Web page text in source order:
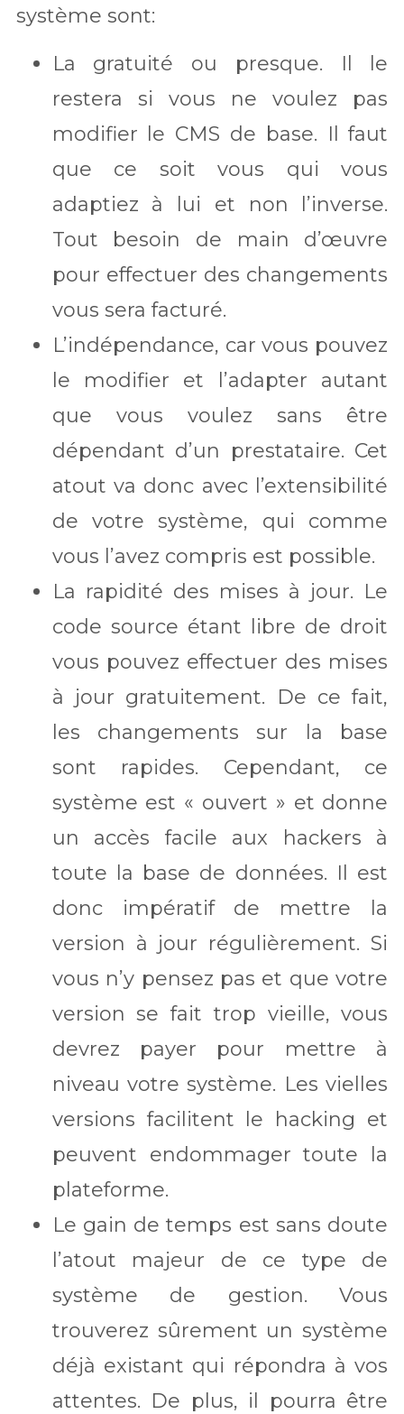
système sont:
La gratuité ou presque. Il le
restera si vous ne voulez pas
modifier le CMS de base. Il faut
que ce soit vous qui vous
adaptiez à lui et non l’inverse.
Tout besoin de main d’œuvre
pour effectuer des changements
vous sera facturé.
L’indépendance, car vous pouvez
le modifier et l’adapter autant
que vous voulez sans être
dépendant d’un prestataire. Cet
atout va donc avec l’extensibilité
de votre système, qui comme
vous l’avez compris est possible.
La rapidité des mises à jour. Le
code source étant libre de droit
vous pouvez effectuer des mises
à jour gratuitement. De ce fait,
les changements sur la base
sont rapides. Cependant, ce
système est « ouvert » et donne
un accès facile aux hackers à
toute la base de données. Il est
donc impératif de mettre la
version à jour régulièrement. Si
vous n’y pensez pas et que votre
version se fait trop vieille, vous
devrez payer pour mettre à
niveau votre système. Les vielles
versions facilitent le hacking et
peuvent endommager toute la
plateforme.
Le gain de temps est sans doute
l’atout majeur de ce type de
système de gestion. Vous
trouverez sûrement un système
déjà existant qui répondra à vos
attentes. De plus, il pourra être